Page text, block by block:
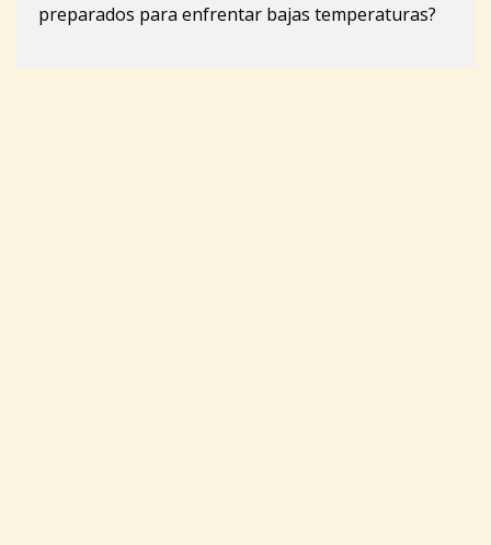
preparados para enfrentar bajas temperaturas?